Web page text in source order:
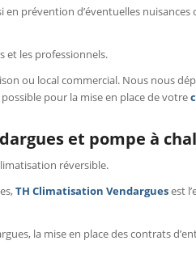
en prévention d’éventuelles
et les professionnels.
ou local commercial. Nous nous
pour la mise en place de votre
et pompe à
réversible.
TH Climatisation Vendarguesest
la mise en place des contrats